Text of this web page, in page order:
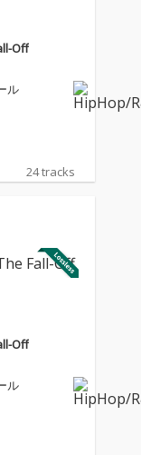
Off
ル
24 tracks
Off
ル